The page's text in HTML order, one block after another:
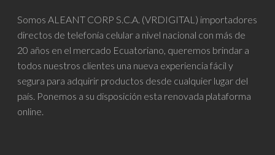
Somos ALEANT CORP S.C.A. (VRDIGITAL) importadores
directos de telefonía celular a nivel nacional con más de
20 años en el mercado Ecuatoriano, queremos brindar a
todos nuestros clientes una nueva experiencia fácil y
segura para adquirir productos desde cualquier lugar del
país. Ponemos a su disposición esta renovada plataforma
online.